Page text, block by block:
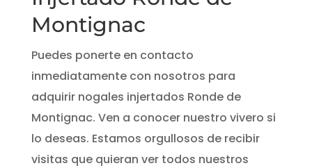
Montignac
Puedes ponerte en contacto
inmediatamente con nosotros para
adquirir nogales injertados Ronde de
Montignac. Ven a conocer nuestro vivero si
lo deseas. Estamos orgullosos de recibir
visitas que quieran ver todos nuestros